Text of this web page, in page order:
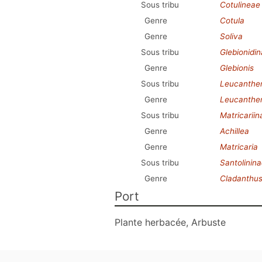
Sous tribu
Cotulineae
Genre
Cotula
Genre
Soliva
Sous tribu
Genre
Glebionis
Sous tribu
Genre
Sous tribu
Genre
Achillea
Genre
Matricaria
Sous tribu
Genre
Cladanthus
Port
Plante herbacée, Arbuste